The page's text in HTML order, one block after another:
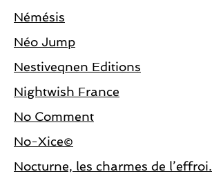
Némésis
Néo Jump
Nestiveqnen Editions
Nightwish France
No Comment
No-Xice©
Nocturne, les charmes de l’effroi.